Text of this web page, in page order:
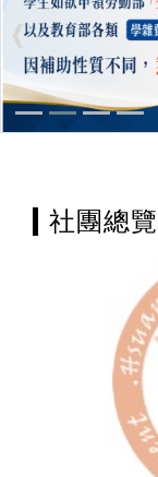
社團總覽